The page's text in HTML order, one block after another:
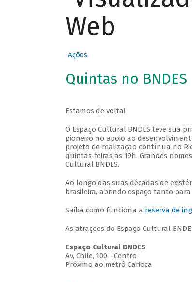
Web
Ações
Quintas no BNDES
Estamos de volta!
O Espaço Cultural BNDES teve sua
pioneiro no apoio ao
projeto de realização contínua no
quintas-feiras às 19h. Grandes
Cultural BNDES.
Ao longo das suas décadas de
brasileira, abrindo espaço tanto
Saiba como funciona a reserva de
As atrações do Espaço Cultural
Espaço Cultural BNDES
Av, Chile, 100 - Centro
Próximo ao metrô Carioca